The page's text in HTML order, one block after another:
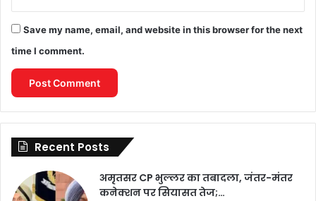
Save my name, email, and website in this browser for the next
time I comment.
Recent Posts
अमृतसर CP भुल्लर का तबादला, जंतर-मंतर
कनेक्शन पर सियासत तेज;…